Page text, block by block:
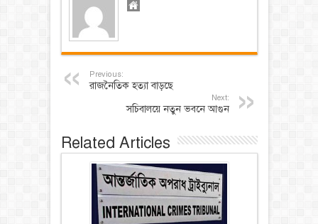
Previous:
রাজনৈতিক হত্যা বাড়ছে
Next:
সচিবালয়ে নতুন ভবনে আগুন
Related Articles